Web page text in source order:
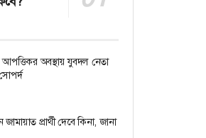
আপত্তিকর অবস্থায় যুবদল নেতা
জামায়াত প্রার্থী দেবে কিনা, জানা